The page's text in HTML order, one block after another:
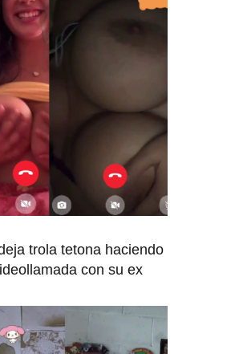
trola tetona haciendo
con su ex